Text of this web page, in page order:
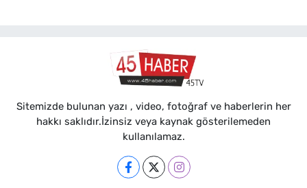
Sitemizde bulunan yazı , video, fotoğraf ve haberlerin her
hakkı saklıdır.İzinsiz veya kaynak gösterilemeden
kullanılamaz.